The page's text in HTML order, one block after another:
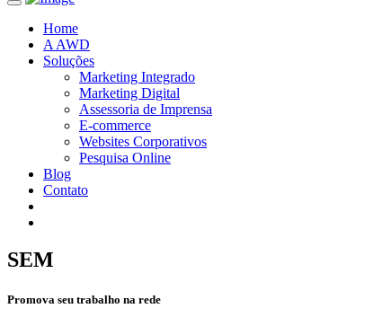
Toggle
navigationHome
A AWD
Soluções
Marketing Integrado
Marketing Digital
Assessoria de Imprensa
E-commerce
Websites Corporativos
Pesquisa Online
Blog
Contato
SEM
Promova seu trabalho na rede